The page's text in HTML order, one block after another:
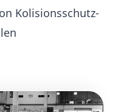
Kolisionsschutz-